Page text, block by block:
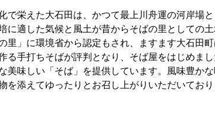
で栄えた大石田は、かつて最上川舟運の河岸場
に適した気候と風土が昔からそばの里としての
里」に環境省から認定もされ、ますます大石田
る手打ちそばが評判となり、そば屋をはじめま
美味しい「そば」を提供しています。風味豊か
を添えてゆったりとお召し上がりいただいており